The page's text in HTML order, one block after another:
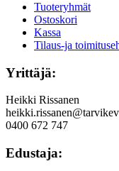
Tuoteryhmät
Ostoskori
Kassa
Tilaus-ja
Yrittäjä:
Heikki Rissanen
0400 672 747
Edustaja: